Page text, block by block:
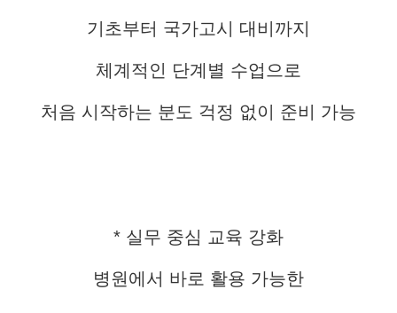
기초부터 국가고시 대비까지
체계적인 단계별 수업으로
처음 시작하는 분도 걱정 없이 준비 가능
* 실무 중심 교육 강화
병원에서 바로 활용 가능한